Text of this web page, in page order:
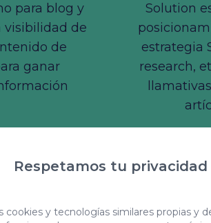
Respetamos tu privacidad
cookies y tecnologías similares propias y
para blog y
visibilidad de
de
ganar
Solution
estrategia
research,